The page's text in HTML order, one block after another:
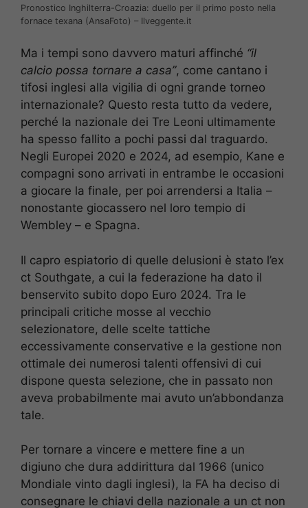
Pronostico Inghilterra-Croazia: duello per il primo posto nella
fornace texana (AnsaFoto) – Ilveggente.it
Ma i tempi sono davvero maturi affinché “il
calcio possa tornare a casa”, come cantano i
tifosi inglesi alla vigilia di ogni grande torneo
internazionale? Questo resta tutto da vedere,
perché la nazionale dei Tre Leoni ultimamente
ha spesso fallito a pochi passi dal traguardo.
Negli Europei 2020 e 2024, ad esempio, Kane e
compagni sono arrivati in entrambe le occasioni
a giocare la finale, per poi arrendersi a Italia –
nonostante giocassero nel loro tempio di
Wembley – e Spagna.
Il capro espiatorio di quelle delusioni è stato l’ex
ct Southgate, a cui la federazione ha dato il
benservito subito dopo Euro 2024. Tra le
principali critiche mosse al vecchio
selezionatore, delle scelte tattiche
eccessivamente conservative e la gestione non
ottimale dei numerosi talenti offensivi di cui
dispone questa selezione, che in passato non
aveva probabilmente mai avuto un’abbondanza
tale.
Per tornare a vincere e mettere fine a un
digiuno che dura addirittura dal 1966 (unico
Mondiale vinto dagli inglesi), la FA ha deciso di
consegnare le chiavi della nazionale a un ct non